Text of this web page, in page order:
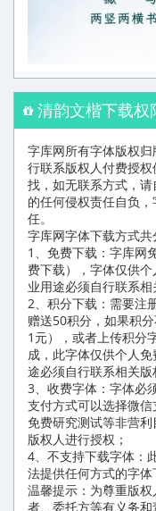
清韵文楷下载权
字库网所有字体版权
行联系版权人付费授
找，如无联系方式，
的任何侵权责任自负
任。
字库网字体下载方式共
1、免费下载：字库网
费下载），字体仅供
业用途必须自行联系相
2、积分下载：需要注
赠送50积分，如果积
1元），或者上传积分
成，此字体仅供个人
途必须自行联系相关版
3、收费字体：字体必
支付方式可以选择微
免费研究测试等非营
版权人进行授权；
4、不支持下载字体：
法提供任何方式的字
温馨提示：为尊重版
者、委托方等有义务